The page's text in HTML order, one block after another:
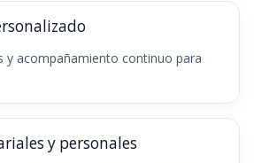
y acompañamiento continuo para
y personales